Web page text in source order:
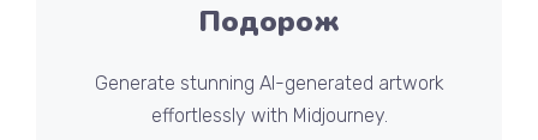
Подорож
Generate stunning AI-generated artwork
effortlessly with Midjourney.